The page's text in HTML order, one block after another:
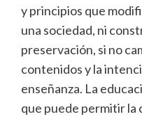
y principios que
una sociedad, ni
preservación, si no
contenidos y la
enseñanza. La
que puede permitir la